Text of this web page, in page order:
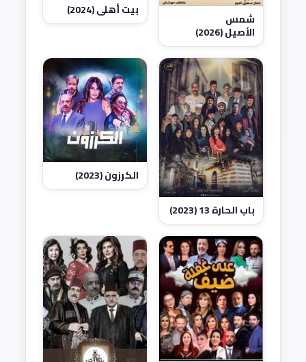
شمس
الأصيل (2026)
بيت أهلي (2024)
باب الحارة 13 (2023)
الكرزون (2023)